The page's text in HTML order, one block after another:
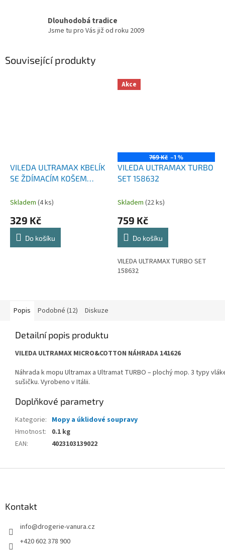
Dlouhodobá tradice
Jsme tu pro Vás již od roku 2009
Související produkty
VILEDA ULTRAMAX KBELÍK
SE ŽDÍMACÍM KOŠEM
Skladem (4 ks)
329 Kč
Do košíku
Akce
769 Kč –1 %
VILEDA ULTRAMAX TURBO
SET 158632
Skladem (22 ks)
759 Kč
Do košíku
VILEDA ULTRAMAX TURBO SET
158632
Popis Podobné (12) Diskuze
Detailní popis produktu
VILEDA ULTRAMAX MICRO&COTTON NÁHRADA 141626
Náhrada k mopu Ultramax a Ultramat TURBO – plochý mop. 3 typy
sušičku. Vyrobeno v Itálii.
Doplňkové parametry
Kategorie: Mopy a úklidové soupravy
Hmotnost:
0.1 kg
EAN: 4023103139022
Kontakt
info@drogerie-vanura.cz
+420 602 378 900